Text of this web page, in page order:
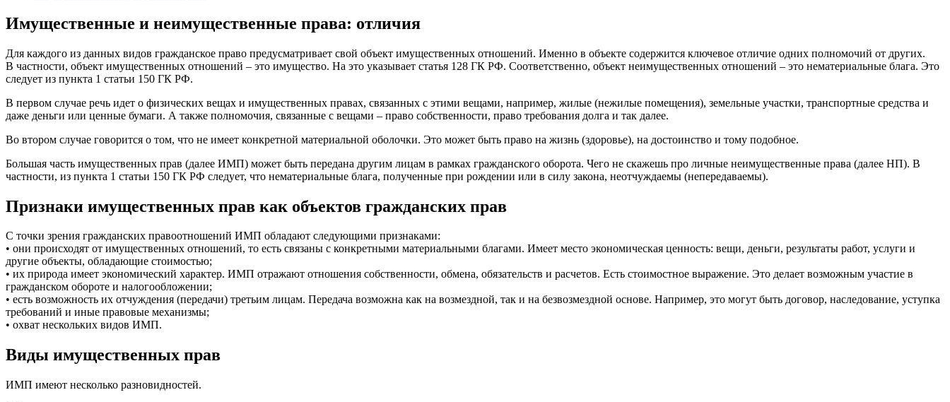
Имущественные и неимущественные права: отличия
Для каждого из данных видов гражданское право предусматривает свой объект имущественных отношений. Именно в объекте содержится ключевое отличие одних полномочий от других.
В частности, объект имущественных отношений – это имущество. На это указывает статья 128 ГК РФ. Соответственно, объект неимущественных отношений – это нематериальные блага. Это
следует из пункта 1 статьи 150 ГК РФ.
В первом случае речь идет о физических вещах и имущественных правах, связанных с этими вещами, например, жилые (нежилые помещения), земельные участки, транспортные средства и
даже деньги или ценные бумаги. А также полномочия, связанные с вещами – право собственности, право требования долга и так далее.
Во втором случае говорится о том, что не имеет конкретной материальной оболочки. Это может быть право на жизнь (здоровье), на достоинство и тому подобное.
Большая часть имущественных прав (далее ИМП) может быть передана другим лицам в рамках гражданского оборота. Чего не скажешь про личные неимущественные права (далее НП). В
частности, из пункта 1 статьи 150 ГК РФ следует, что нематериальные блага, полученные при рождении или в силу закона, неотчуждаемы (непередаваемы).
Признаки имущественных прав как объектов гражданских прав
С точки зрения гражданских правоотношений ИМП обладают следующими признаками:
• они происходят от имущественных отношений, то есть связаны с конкретными материальными благами. Имеет место экономическая ценность: вещи, деньги, результаты работ, услуги и
другие объекты, обладающие стоимостью;
• их природа имеет экономический характер. ИМП отражают отношения собственности, обмена, обязательств и расчетов. Есть стоимостное выражение. Это делает возможным участие в
гражданском обороте и налогообложении;
• есть возможность их отчуждения (передачи) третьим лицам. Передача возможна как на возмездной, так и на безвозмездной основе. Например, это могут быть договор, наследование, уступка
требований и иные правовые механизмы;
• охват нескольких видов ИМП.
Виды имущественных прав
ИМП имеют несколько разновидностей.